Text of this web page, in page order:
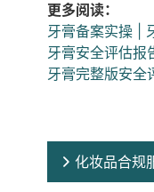
更多阅读：
牙膏备案实操 |
牙膏安全评估报
牙膏完整版安全
化妆品合规